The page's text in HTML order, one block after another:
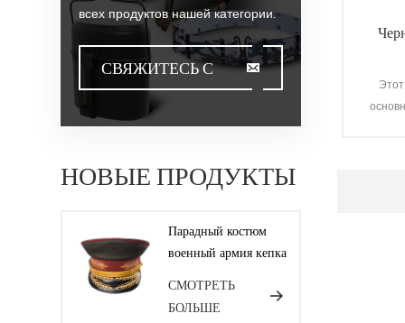
всех продуктов нашей категории.
Мы можем положить ваш Логос
на наши горячие продажи модель
или помочь вам производить
заказы, когда вы встречаете
нашим потребительскую
ценность для проектирования и
на творчество &ампер;
инновационные ноги. Мы
изготовляем продукты для наших
клиентов с гарантией качества,
СВЯЖИТЕСЬ С
НАМИ
НОВЫЕ ПРОДУКТЫ
Парадный костюм
военный армия кепка
СМОТРЕТЬ
БОЛЬШЕ